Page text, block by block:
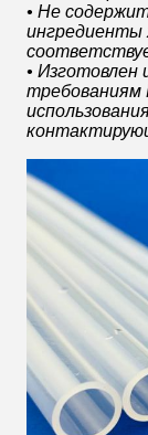
• Не
ингредиенты
•
требованиям